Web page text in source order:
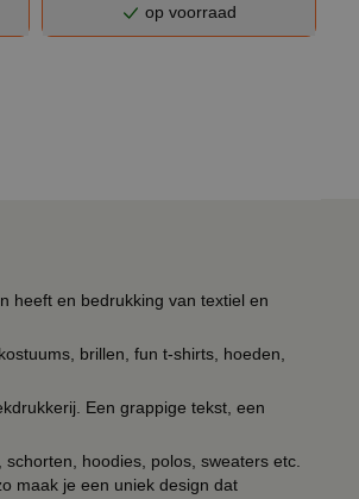
op voorraad
heeft en bedrukking van textiel en
brillen, fun t-shirts, hoeden,
Een grappige tekst, een
hoodies, polos, sweaters etc.
maak je een uniek design dat